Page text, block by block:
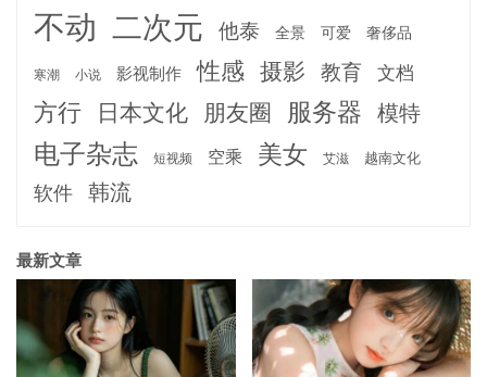
不动 二次元 他泰 全景 可爱 奢侈品
寒潮 小说 影视制作 性感 摄影 教育 文档
方行 日本文化 朋友圈 服务器 模特
电子杂志 短视频 空乘 美女 艾滋 越南文化
软件 韩流
最新文章